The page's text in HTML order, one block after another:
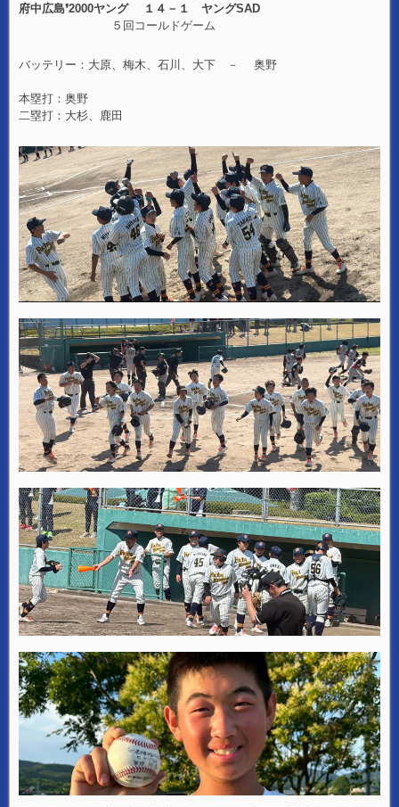
府中広島❜2000ヤング １４－１ ヤングSAD
５回コールドゲーム
バッテリー：大原、梅木、石川、大下 － 奥野
本塁打：奥野
二塁打：大杉、鹿田